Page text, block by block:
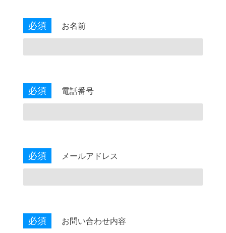
必須 お名前
必須 電話番号
必須 メールアドレス
必須 お問い合わせ内容